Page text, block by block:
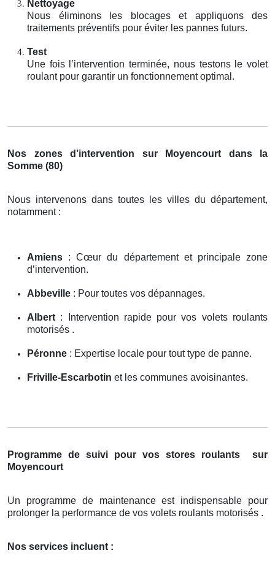
Nettoyage
Nous éliminons les blocages et appliquons des
traitements préventifs pour éviter les pannes futurs.
Test
Une fois l’intervention terminée, nous testons le volet
roulant pour garantir un fonctionnement optimal.
Nos zones d’intervention sur Moyencourt dans la
Somme (80)
Nous intervenons dans toutes les villes du département,
notamment :
Amiens : Cœur du département et principale zone
d’intervention.
Abbeville : Pour toutes vos dépannages.
Albert : Intervention rapide pour vos volets roulants
motorisés .
Péronne : Expertise locale pour tout type de panne.
Friville-Escarbotin et les communes avoisinantes.
Programme de suivi pour vos stores roulants
sur
Moyencourt
Un programme de maintenance est indispensable pour
prolonger la performance de vos volets roulants motorisés .
Nos services incluent :